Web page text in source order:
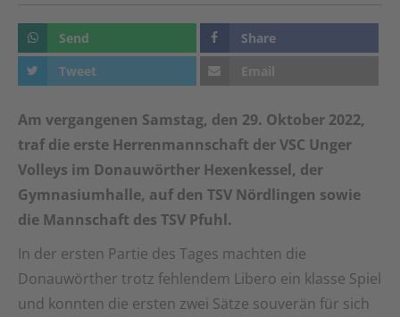
Send
Share
Tweet
Email
Am vergangenen Samstag, den 29. Oktober 2022,
traf die erste Herrenmannschaft der VSC Unger
Volleys im Donauwörther Hexenkessel, der
Gymnasiumhalle, auf den TSV Nördlingen sowie
die Mannschaft des TSV Pfuhl.
In der ersten Partie des Tages machten die
Donauwörther trotz fehlendem Libero ein klasse Spiel
und konnten die ersten zwei Sätze souverän für sich